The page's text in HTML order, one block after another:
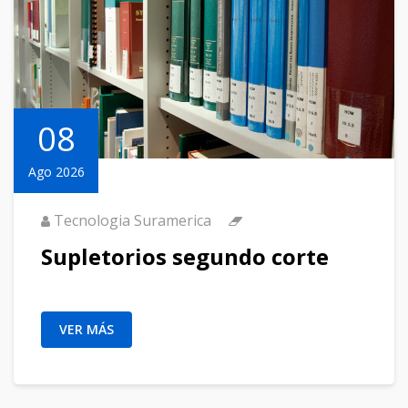
08
Ago 2026
Tecnologia Suramerica
Supletorios segundo corte
VER MÁS